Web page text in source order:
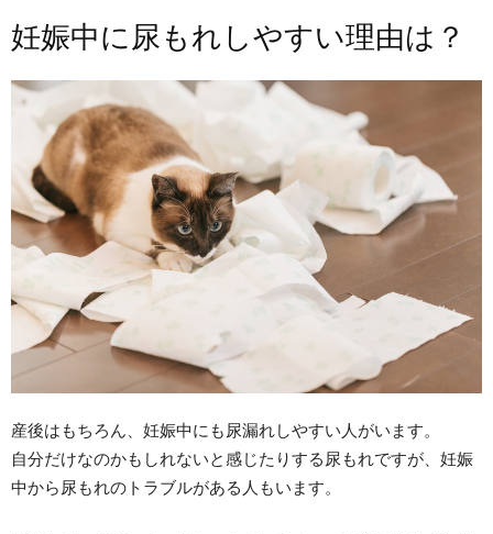
妊娠中に尿もれしやすい理由は？
産後はもちろん、妊娠中にも尿漏れしやすい人がいます。
自分だけなのかもしれないと感じたりする尿もれですが、妊娠
中から尿もれのトラブルがある人もいます。